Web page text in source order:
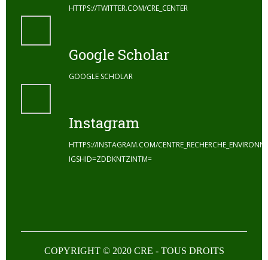
HTTPS://TWITTER.COM/CRE_CENTER
Google Scholar
GOOGLE SCHOLAR
Instagram
HTTPS://INSTAGRAM.COM/
IGSHID=ZDDKNTZINTM=
COPYRIGHT © 2020 CRE - TOUS DROITS